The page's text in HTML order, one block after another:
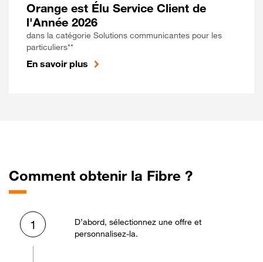
Orange est Élu Service Client de
l'Année 2026
dans la catégorie Solutions communicantes pour les
particuliers**
En savoir plus
Comment obtenir la Fibre ?
1
D’abord, sélectionnez une offre et
personnalisez-la.